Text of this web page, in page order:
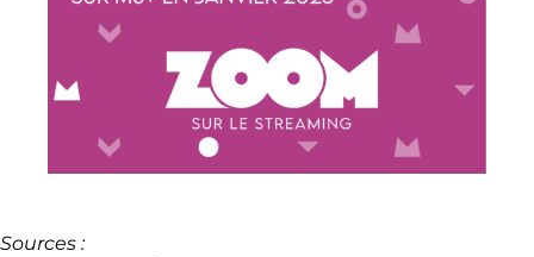
Sources :